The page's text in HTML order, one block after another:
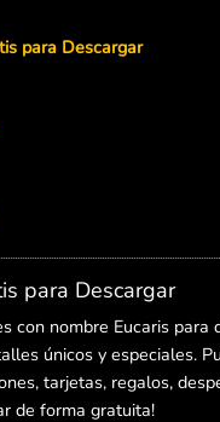
para Descargar
para Descargar
con nombre Eucaris
únicos y especiales.
tarjetas, regalos,
de forma gratuita!